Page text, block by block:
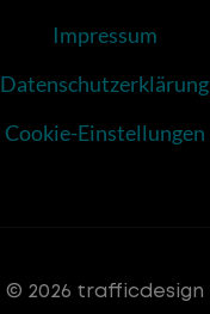
Impressum
Datenschutzerklärung
Cookie-Einstellungen
© 2026 trafficdesign